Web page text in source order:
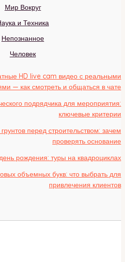
Мир Вокруг
и Техника
Непознанное
Человек
HD live cam видео с реальными
— как смотреть и общаться в чате
подрядчика для мероприятия:
ключевые критерии
перед строительством: зачем
проверять основание
рождения: туры на квадроциклах
объемных букв: что выбрать для
привлечения клиентов